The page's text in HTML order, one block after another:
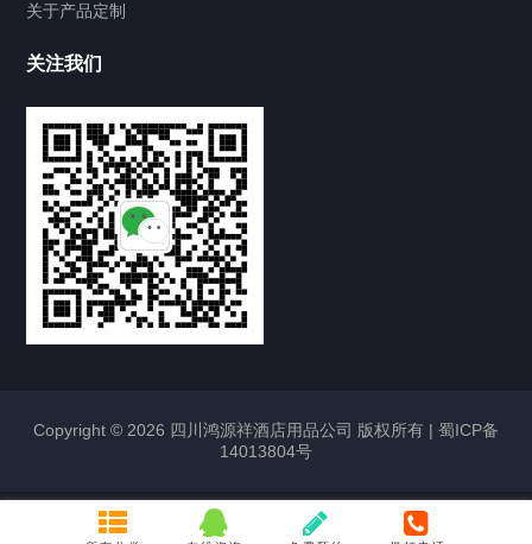
关于产品定制
关注我们
Copyright © 2026 四川鸿源祥酒店用品公司 版权所有 | 蜀ICP备
14013804号